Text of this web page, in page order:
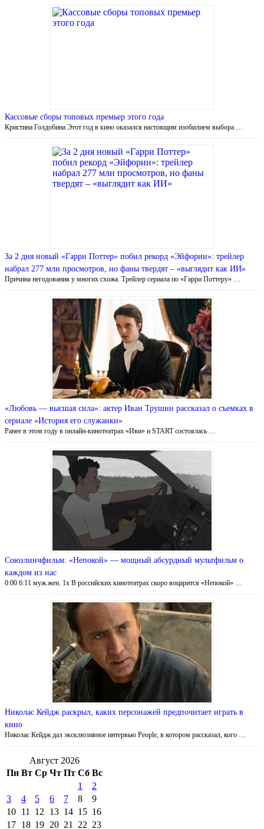
Кассовые сборы топовых премьер этого года
Кристина Голдобина Этот год в кино оказался настоящим изобилием выбора …
За 2 дня новый «Гарри Поттер» побил рекорд «Эйфории»: трейлер
набрал 277 млн просмотров, но фаны твердят – «выглядит как ИИ»
Причина негодования у многих схожа. Трейлер сериала по «Гарри Поттеру» …
«Любовь — высшая сила»: актер Иван Трушин рассказал о съемках в
сериале «История его служанки»
Ранее в этом году в онлайн-кинотеатрах «Иви» и START состоялась …
Союзлинчфильм: «Непокой» — мощный абсурдный мультфильм о
каждом из нас
0:00 6:11 муж.жен. 1x В российских кинотеатрах скоро воцарится «Непокой» …
Николас Кейдж раскрыл, каких персонажей предпочитает играть в
кино
Николас Кейдж дал эксклюзивное интервью People, в котором рассказал, кого …
Август 2026
Пн Вт Ср Чт Пт Сб Вс
1
2
3
4 5 6 7 8
9
10 11 12 13 14 15 16
17 18 19 20 21 22 23